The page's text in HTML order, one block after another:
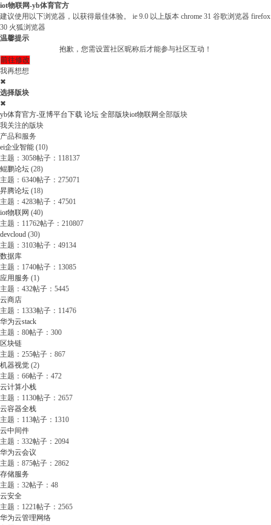
iot物联网-yb体育官方
建议使用以下浏览器，以获得最佳体验。
ie 9.0 以上版本 chrome 31 谷歌浏览器 firefox
30 火狐浏览器
温馨提示
抱歉，您需设置社区昵称后才能参与社区互动！
前往修改
我再想想
✖
选择版块
✖
yb体育官方-亚博平台下载 论坛 全部版块iot物联网全部版块
我关注的版块
产品和服务
ei企业智能 (10)
主题：3058帖子：118137
鲲鹏论坛 (28)
主题：6340帖子：275071
昇腾论坛 (18)
主题：4283帖子：47501
iot物联网 (40)
主题：11762帖子：210807
devcloud (30)
主题：3103帖子：49134
数据库
主题：1740帖子：13085
应用服务 (1)
主题：432帖子：5445
云商店
主题：1333帖子：11476
华为云stack
主题：80帖子：300
区块链
主题：255帖子：867
机器视觉 (2)
主题：66帖子：472
云计算小栈
主题：1130帖子：2657
云容器全栈
主题：113帖子：1310
云中间件
主题：332帖子：2094
华为云会议
主题：875帖子：2862
存储服务
主题：32帖子：48
云安全
主题：1221帖子：2565
华为云管理网络